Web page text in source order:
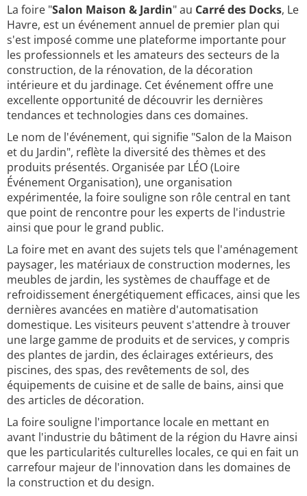
La foire "Salon Maison & Jardin" au Carré des Docks, Le
Havre, est un événement annuel de premier plan qui
s'est imposé comme une plateforme importante pour
les professionnels et les amateurs des secteurs de la
construction, de la rénovation, de la décoration
intérieure et du jardinage. Cet événement offre une
excellente opportunité de découvrir les dernières
tendances et technologies dans ces domaines.
Le nom de l'événement, qui signifie "Salon de la Maison
et du Jardin", reflète la diversité des thèmes et des
produits présentés. Organisée par LÉO (Loire
Événement Organisation), une organisation
expérimentée, la foire souligne son rôle central en tant
que point de rencontre pour les experts de l'industrie
ainsi que pour le grand public.
La foire met en avant des sujets tels que l'aménagement
paysager, les matériaux de construction modernes, les
meubles de jardin, les systèmes de chauffage et de
refroidissement énergétiquement efficaces, ainsi que les
dernières avancées en matière d'automatisation
domestique. Les visiteurs peuvent s'attendre à trouver
une large gamme de produits et de services, y compris
des plantes de jardin, des éclairages extérieurs, des
piscines, des spas, des revêtements de sol, des
équipements de cuisine et de salle de bains, ainsi que
des articles de décoration.
La foire souligne l'importance locale en mettant en
avant l'industrie du bâtiment de la région du Havre ainsi
que les particularités culturelles locales, ce qui en fait un
carrefour majeur de l'innovation dans les domaines de
la construction et du design.